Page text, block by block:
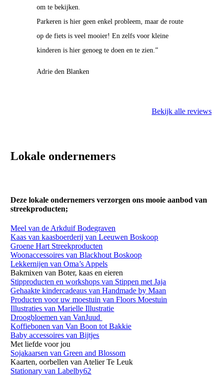
om te bekijken.
Parkeren is hier geen enkel probleem, maar de route
op de fiets is veel mooier! En zelfs voor kleine
kinderen is hier genoeg te doen en te zien.”
Adrie den Blanken
Bekijk alle reviews
Lokale ondernemers
Deze lokale ondernemers verzorgen ons mooie aanbod van
streekproducten;
Meel van de Arkduif Bodegraven
Kaas van kaasboerderij van Leeuwen Boskoop
Groene Hart Streekproducten
Woonaccessoires van Blackhout Boskoop
Lekkernijen van Oma’s Appels
Bakmixen van Boter, kaas en eieren
Stipproducten en workshops van Stippen met Jaja
Gehaakte kindercadeaus van Handmade by Maan
Producten voor uw moestuin van Floors Moestuin
Illustraties van Marielle Illustratie
Droogbloemen van VanJuud
Koffiebonen van Van Boon tot Bakkie
Baby accessoires van Bijtjes
Met liefde voor jou
Sojakaarsen van Green and Blossom
Kaarten, oorbellen van Atelier Te Leuk
Stationary van Labelby62